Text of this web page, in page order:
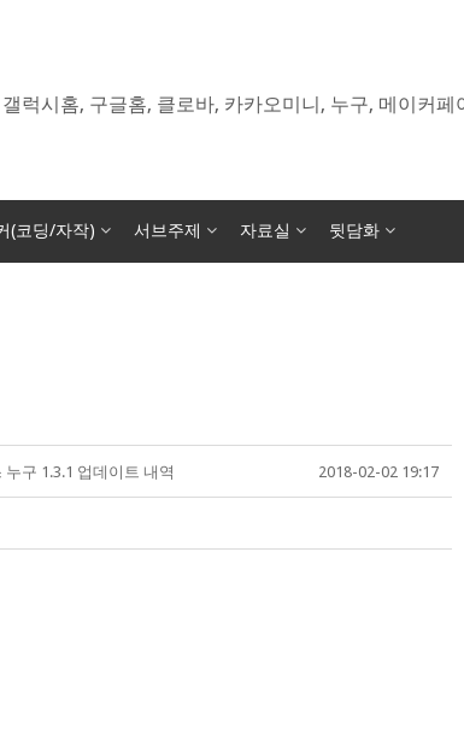
럭시홈, 구글홈, 클로바, 카카오미니, 누구, 메이커
(코딩/자작) 서브주제 자료실 뒷담화
구 1.3.1 업데이트 내역 2018-02-02 19:17